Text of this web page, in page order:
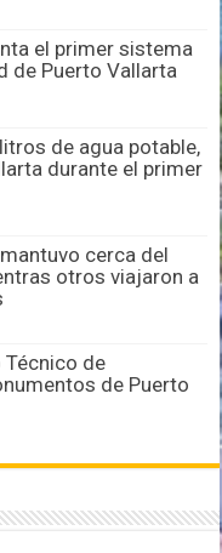
el primer sistema
de Puerto Vallarta
de agua potable,
durante el primer
cerca del
otros viajaron a
Técnico de
de Puerto